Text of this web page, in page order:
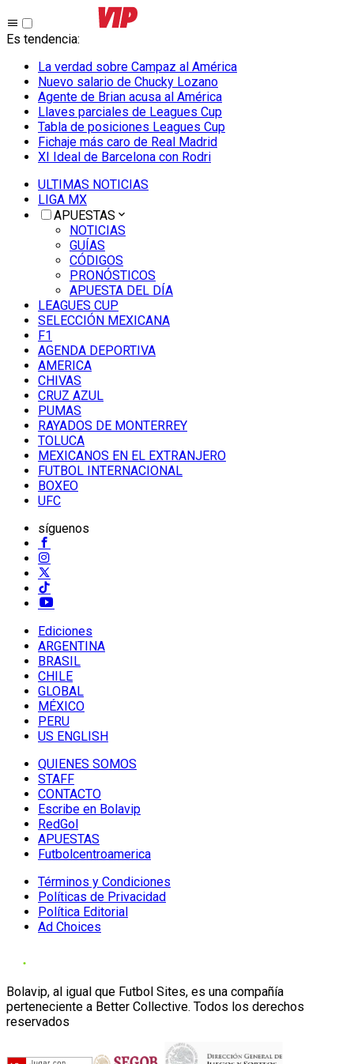
Es tendencia:
La verdad sobre Campaz al América
Nuevo salario de Chucky Lozano
Agente de Brian acusa al América
Llaves parciales de Leagues Cup
Tabla de posiciones Leagues Cup
Fichaje más caro de Real Madrid
XI Ideal de Barcelona con Rodri
ULTIMAS NOTICIAS
LIGA MX
APUESTAS
NOTICIAS
GUÍAS
CÓDIGOS
PRONÓSTICOS
APUESTA DEL DÍA
LEAGUES CUP
SELECCIÓN MEXICANA
F1
AGENDA DEPORTIVA
AMERICA
CHIVAS
CRUZ AZUL
PUMAS
RAYADOS DE MONTERREY
TOLUCA
MEXICANOS EN EL EXTRANJERO
FUTBOL INTERNACIONAL
BOXEO
UFC
síguenos
Ediciones
ARGENTINA
BRASIL
CHILE
GLOBAL
MÉXICO
PERU
US ENGLISH
QUIENES SOMOS
STAFF
CONTACTO
Escribe en Bolavip
RedGol
APUESTAS
Futbolcentroamerica
Términos y Condiciones
Políticas de Privacidad
Política Editorial
Ad Choices
Bolavip, al igual que Futbol Sites, es una compañía
perteneciente a Better Collective. Todos los derechos
reservados